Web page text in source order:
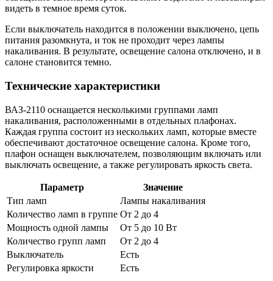
видеть в темное время суток.
Если выключатель находится в положении выключено, цепь
питания разомкнута, и ток не проходит через лампы
накаливания. В результате, освещение салона отключено, и в
салоне становится темно.
Технические характеристики
ВАЗ-2110 оснащается несколькими группами ламп
накаливания, расположенными в отдельных плафонах.
Каждая группа состоит из нескольких ламп, которые вместе
обеспечивают достаточное освещение салона. Кроме того,
плафон оснащен выключателем, позволяющим включать или
выключать освещение, а также регулировать яркость света.
Параметр
Значение
Тип ламп
Лампы накаливания
Количество ламп в группе От 2 до 4
Мощность одной лампы
От 5 до 10 Вт
Количество групп ламп
От 2 до 4
Выключатель
Есть
Регулировка яркости
Есть